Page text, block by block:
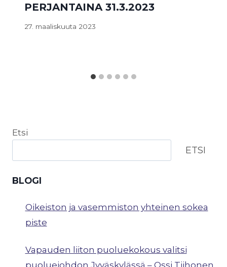
PERJANTAINA 31.3.2023
27. maaliskuuta 2023
Etsi
ETSI
BLOGI
Oikeiston ja vasemmiston yhteinen sokea
piste
Vapauden liiton puoluekokous valitsi
puoluejohdon Jyväskylässä – Ossi Tiihonen